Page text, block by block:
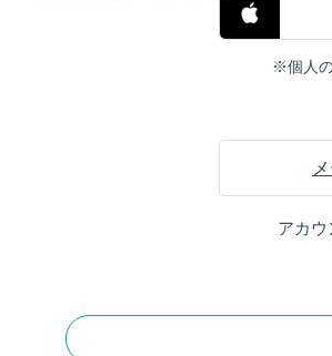
※個人
アカ